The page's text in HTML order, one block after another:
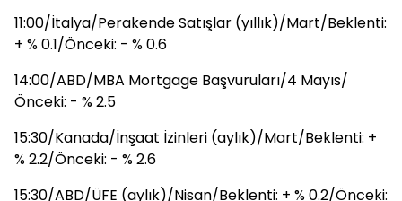
11:00/İtalya/Perakende Satışlar (yıllık)/Mart/Beklenti:
+ % 0.1/Önceki: - % 0.6
14:00/ABD/MBA Mortgage Başvuruları/4 Mayıs/
Önceki: - % 2.5
15:30/Kanada/İnşaat İzinleri (aylık)/Mart/Beklenti: +
% 2.2/Önceki: - % 2.6
15:30/ABD/ÜFE (aylık)/Nisan/Beklenti: + % 0.2/Önceki: